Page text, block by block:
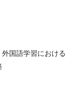
国語学習における